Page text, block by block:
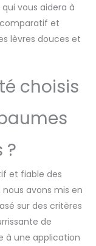
vous aidera à
et
lèvres douces et
choisis
?
et fiable des
avons mis en
sur des critères
de
à une application